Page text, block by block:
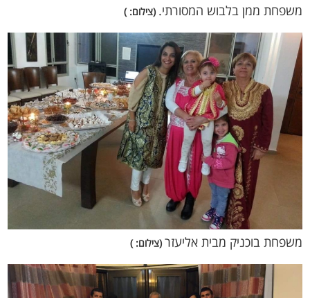
משפחת ממן בלבוש המסורתי. (צילום: )
משפחת בוכניק מבית אליעזר (צילום: )